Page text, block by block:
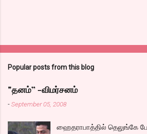
Popular posts from this blog
"தனம்” -விமர்சனம்
-September 05, 2008
ஹைதராபாத்தில் தெலுங்கே